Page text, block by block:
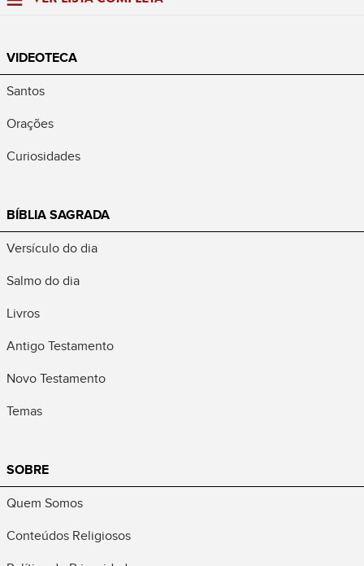
VIDEOTECA
Santos
Orações
Curiosidades
BÍBLIA SAGRADA
Versículo do dia
Salmo do dia
Livros
Antigo Testamento
Novo Testamento
Temas
SOBRE
Quem Somos
Conteúdos Religiosos